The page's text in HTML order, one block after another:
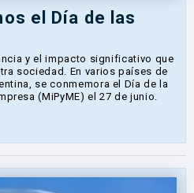
el Día de las
y el impacto significativo que
sociedad. En varios países de
se conmemora el Día de la
(MiPyME) el 27 de junio.